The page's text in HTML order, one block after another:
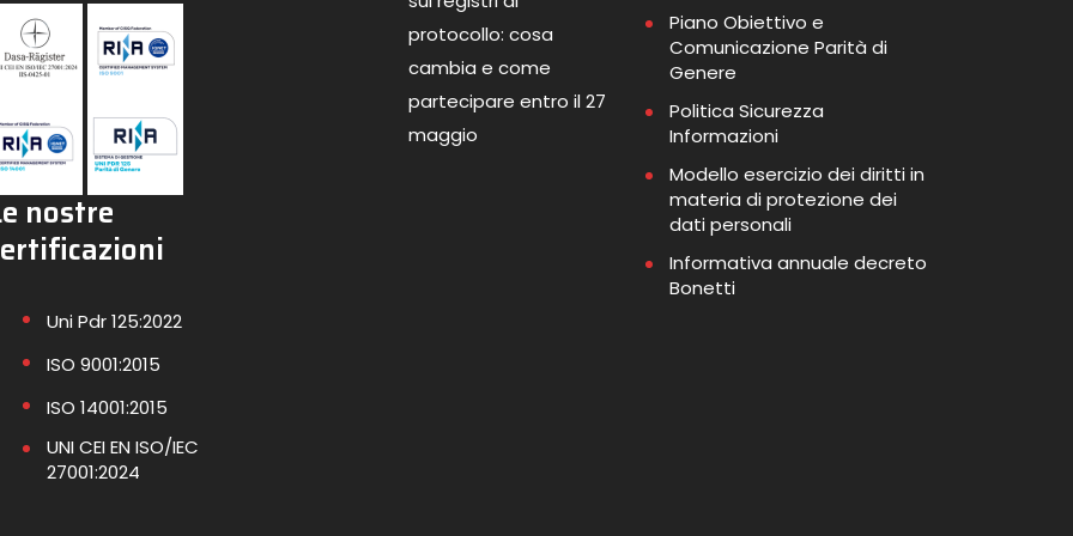
nostre
Uni Pdr 125:2022
ISO 9001:2015
ISO 14001:2015
UNI CEI EN ISO/IEC
27001:2024
protocollo: cosa
cambia e come
partecipare entro il 27
maggio
Piano Obiettivo e
Comunicazione Parità di
Genere
Politica Sicurezza
Informazioni
Modello esercizio dei diritti in
materia di protezione dei
dati personali
Informativa annuale decreto
Bonetti